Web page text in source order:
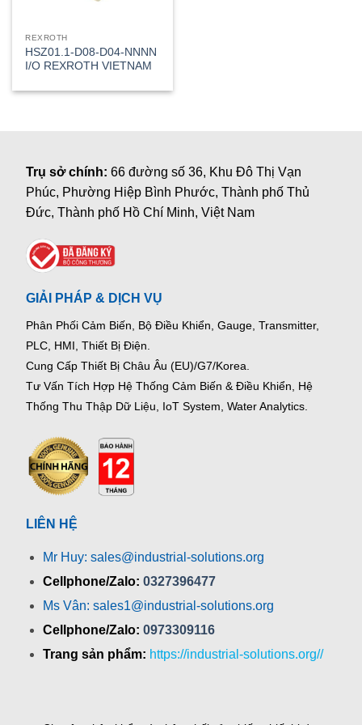
REXROTH
HSZ01.1-D08-D04-NNNN
I/O REXROTH VIETNAM
Trụ sở chính:66 đường số 36, Khu Đô Thị Vạn
Phúc, Phường Hiệp Bình Phước, Thành phố Thủ
Đức, Thành phố Hồ Chí Minh, Việt Nam
GIẢI PHÁP & DỊCH VỤ
Phân Phối Cảm Biến, Bộ Điều Khiển, Gauge, Transmitter,
PLC, HMI, Thiết Bị Điện.
Cung Cấp Thiết Bị Châu Âu (EU)/G7/Korea.
Tư Vấn Tích Hợp Hệ Thống Cảm Biến & Điều Khiển, Hệ
Thống Thu Thập Dữ Liệu, IoT System, Water Analytics.
LIÊN HỆ
Mr Huy: sales@industrial-solutions.org
Cellphone/Zalo: 0327396477
Ms Vân: sales1@industrial-solutions.org
Cellphone/Zalo: 0973309116
Trang sản phẩm: https://industrial-solutions.org//